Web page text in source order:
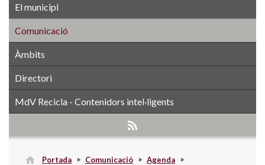
El municipi
Comunicació
Àmbits
Directori
MdV Recicla - Contenidors intel·ligents
Portada Comunicació
Agenda